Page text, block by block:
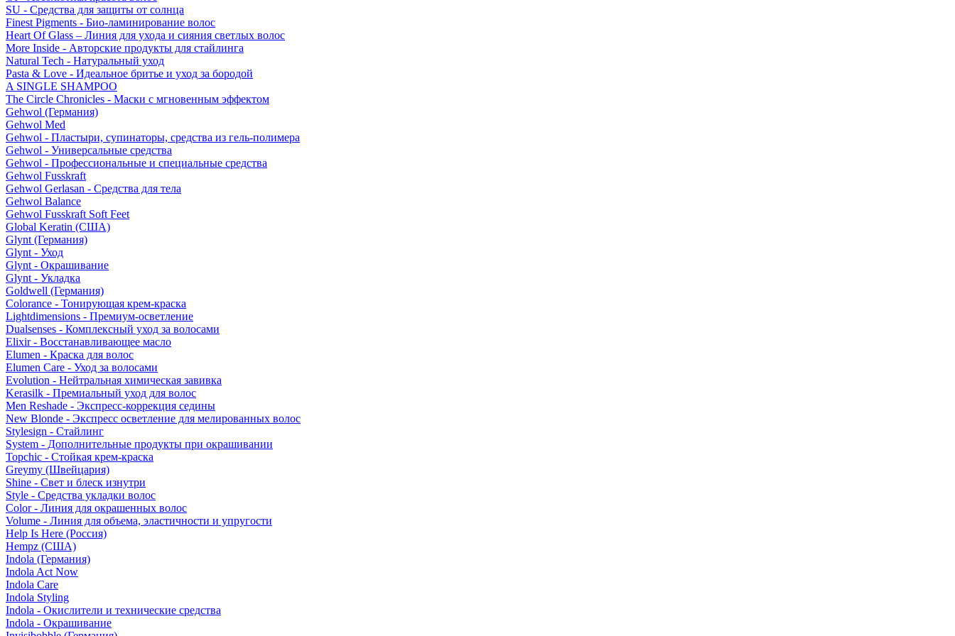
SU - Средства для защиты от солнца
Finest Pigments - Био-ламинирование волос
Heart Of Glass – Линия для ухода и сияния светлых волос
More Inside - Авторские продукты для стайлинга
Natural Tech - Натуральный уход
Pasta & Love - Идеальное бритье и уход за бородой
A SINGLE SHAMPOO
The Circle Chronicles - Маски с мгновенным эффектом
Gehwol (Германия)
Gehwol Med
Gehwol - Пластыри, супинаторы, средства из гель-полимера
Gehwol - Универсальные средства
Gehwol - Профессиональные и специальные средства
Gehwol Fusskraft
Gehwol Gerlasan - Средства для тела
Gehwol Balance
Gehwol Fusskraft Soft Feet
Global Keratin (США)
Glynt (Германия)
Glynt - Уход
Glynt - Окрашивание
Glynt - Укладка
Goldwell (Германия)
Colorance - Тонирующая крем-краска
Lightdimensions - Премиум-осветление
Dualsenses - Комплексный уход за волосами
Elixir - Восстанавливающее масло
Elumen - Краска для волос
Elumen Care - Уход за волосами
Evolution - Нейтральная химическая завивка
Kerasilk - Премиальный уход для волос
Men Reshade - Экспресс-коррекция седины
New Blonde - Экспресс осветление для мелированных волос
Stylesign - Стайлинг
System - Дополнительные продукты при окрашивании
Topchic - Стойкая крем-краска
Greymy (Швейцария)
Shine - Свет и блеск изнутри
Style - Средства укладки волос
Color - Линия для окрашенных волос
Volume - Линия для объема, эластичности и упругости
Help Is Here (Россия)
Hempz (США)
Indola (Германия)
Indola Act Now
Indola Care
Indola Styling
Indola - Окислители и технические средства
Indola - Окрашивание